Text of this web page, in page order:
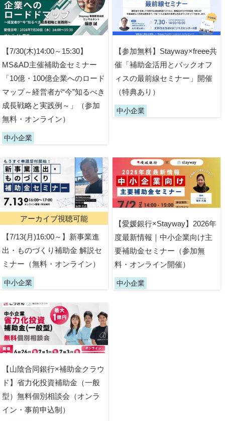
【7/30(木)14:00～15:30】
MS&AD主催補助金セミナー
「10億・100億企業へのロード
マップ～経営者が“今”知るべき
成長戦略と実践例～」（参加
無料・オンライン）
中小企業
【参加無料】Stayway×freee共
催「補助金活用とバックオフ
ィスの最前線セミナー」開催
（特典あり）
中小企業
アーカイブ視聴可能
【7/13(月)16:00～】新事業進
出・ものづくり補助金 解説セ
ミナー（無料・オンライン）
中小企業
【愛媛銀行×Stayway】2026年
度最新情報｜中小企業向け主
要補助金セミナー（参加無
料・オンライン開催）
中小企業
【山陰合同銀行×補助金クラウ
ド】省力化投資補助金（一般
型）無料個別相談会（オンラ
イン・事前申込制）